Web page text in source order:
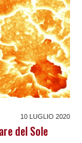
10 LUGLIO 2020
del Sole